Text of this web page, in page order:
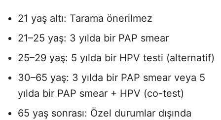
21 yaş altı: Tarama önerilmez
21–25 yaş: 3 yılda bir PAP smear
25–29 yaş: 5 yılda bir HPV testi (alternatif)
30–65 yaş: 3 yılda bir PAP smear veya 5
yılda bir PAP smear + HPV (co-test)
65 yaş sonrası: Özel durumlar dışında